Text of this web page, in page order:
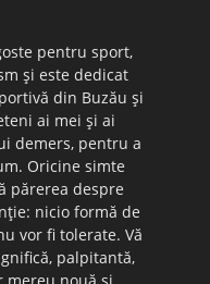
pentru sport,
şi este dedicat
din Buzău şi
ai mei şi ai
demers, pentru a
Oricine simte
părerea despre
nicio formă de
vor fi tolerate. Vă
palpitantă,